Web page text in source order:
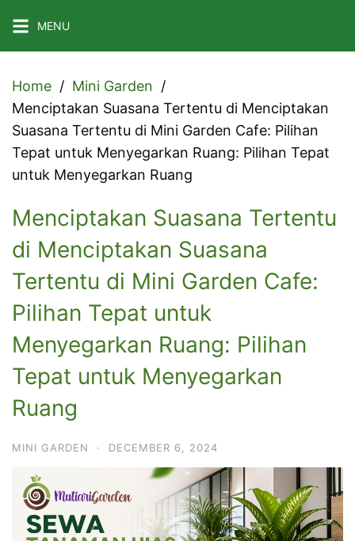
to
MENU
Home
Mini Garden
Menciptakan Suasana Tertentu di Menciptakan
Suasana Tertentu di Mini Garden Cafe: Pilihan
Tepat untuk Menyegarkan Ruang: Pilihan Tepat
untuk Menyegarkan Ruang
Menciptakan Suasana Tertentu
di Menciptakan Suasana
Tertentu di Mini Garden Cafe:
Pilihan Tepat untuk
Menyegarkan Ruang: Pilihan
Tepat untuk Menyegarkan
Ruang
MINI GARDEN · DECEMBER 6, 2024